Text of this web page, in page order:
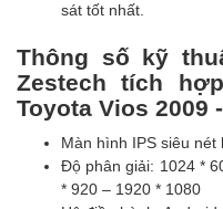
sát tốt nhất.
Thông số kỹ
Zestech tích
Toyota Vios 2009
Màn hình IPS siêu
Độ phân giải: 1024 *
* 920 – 1920 * 1080